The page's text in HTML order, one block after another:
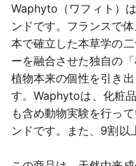
Waphyto（ワフィト）
ンドです。フランスで
本で確立した本草学の
ーを融合させた独自の
植物本来の個性を引き
す。Waphytoは、化粧
も含め動物実験を行っ
ンドです。また、9割以